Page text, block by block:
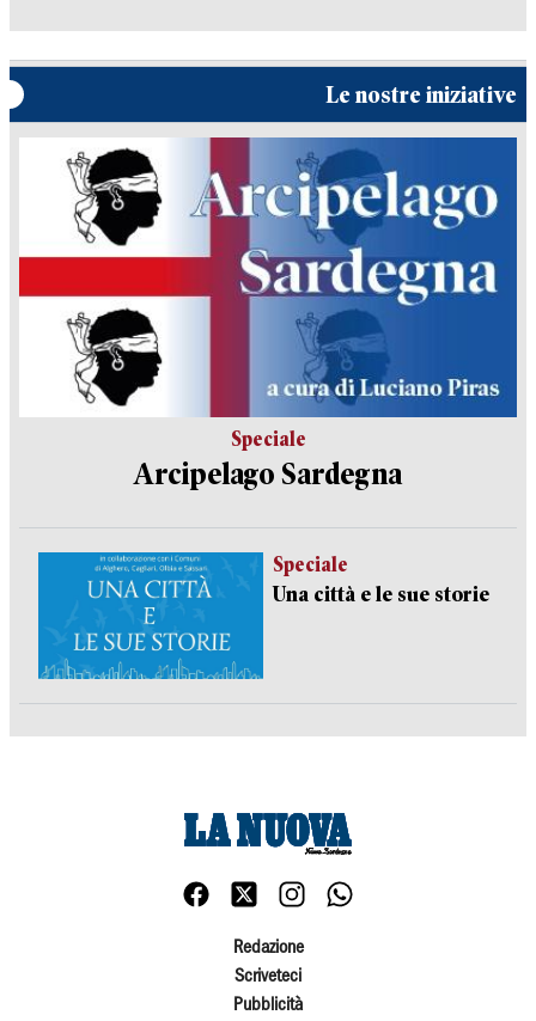
Le nostre iniziative
Speciale
Arcipelago Sardegna
Speciale
Una città e le sue storie
Redazione
Scriveteci
Pubblicità